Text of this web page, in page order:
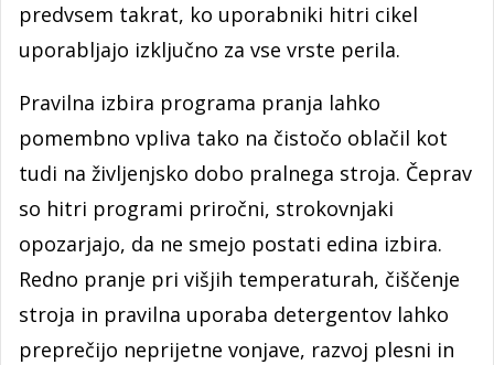
predvsem takrat, ko uporabniki hitri cikel
uporabljajo izključno za vse vrste perila.
Pravilna izbira programa pranja lahko
pomembno vpliva tako na čistočo oblačil kot
tudi na življenjsko dobo pralnega stroja. Čeprav
so hitri programi priročni, strokovnjaki
opozarjajo, da ne smejo postati edina izbira.
Redno pranje pri višjih temperaturah, čiščenje
stroja in pravilna uporaba detergentov lahko
preprečijo neprijetne vonjave, razvoj plesni in